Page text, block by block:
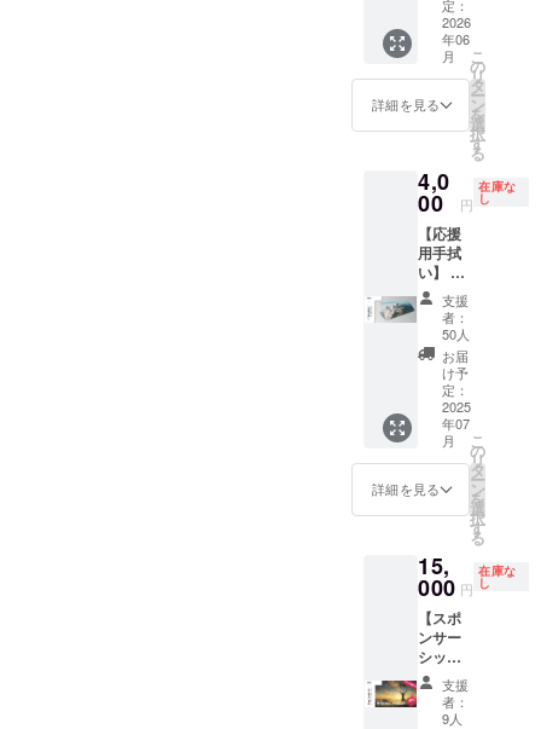
山を歩
き続け
ますの
で応援
お願い
しま
す。 ※
ターン
は【お
礼の
メッ
セージ
動画】
のリ
ターン
と同じ
内容に
なりま
す ※発
送予定
日は目
安であ
り前後
する場
で呼ん
でほし
いお名
前や
ニック
ネーム
があり
ました
ら備考
し映像
化。 思
い出の
山行、
パート
ナーと
のメモ
な思い
出を形
にしま
す。 ※
内容は
個別相
談 ※交
通費・
写真代
別
定：
2026
年06
月
詳細を見る
こ
の
リ
タ
ー
ン
を
選
択
す
る
4,0
00 円
在庫な
し
【応援
用手拭
い】 ※
先着50
名限定
〈20%
OFF〉
TAKE自
らがデ
ザイン
したプ
ロジェ
クト公
式の手
拭い ※
発送予
目安で
あり前
後する
場合が
ありま
す
支援
者：
50人
お届
け予
定：
2025
年07
月
詳細を見る
こ
の
リ
タ
ー
ン
を
選
択
す
る
15,
000 円
在庫な
し
【スポ
ンサー
シップ
ワッペ
ン(小)】
※先着30
支援
者：
9人